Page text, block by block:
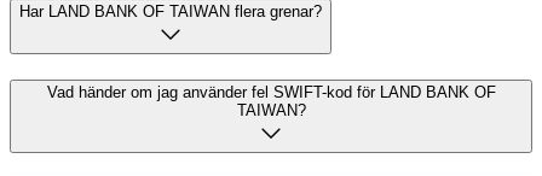
Har LAND BANK OF TAIWAN flera grenar?
Vad händer om jag använder fel SWIFT-kod för LAND BANK OF
TAIWAN?